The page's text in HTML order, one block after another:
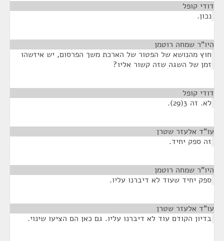
דודי קופל
נכון.
היו"ר שמחה רוטמן
חוץ מהנושא של הפטור של הארכת משך הפרסום, יש איזשהו
זמן של השגה שזה קשור אליו?
דודי קופל
לא. זה 3(29).
עו"ד אלעזר שטרן
זה ספק יחיד.
היו"ר שמחה רוטמן
ספק יחיד שעוד לא דיברנו עליו.
עו"ד אלעזר שטרן
בדיון הקודם עוד לא דיברנו עליו. גם כאן הם הציעו שינוי.